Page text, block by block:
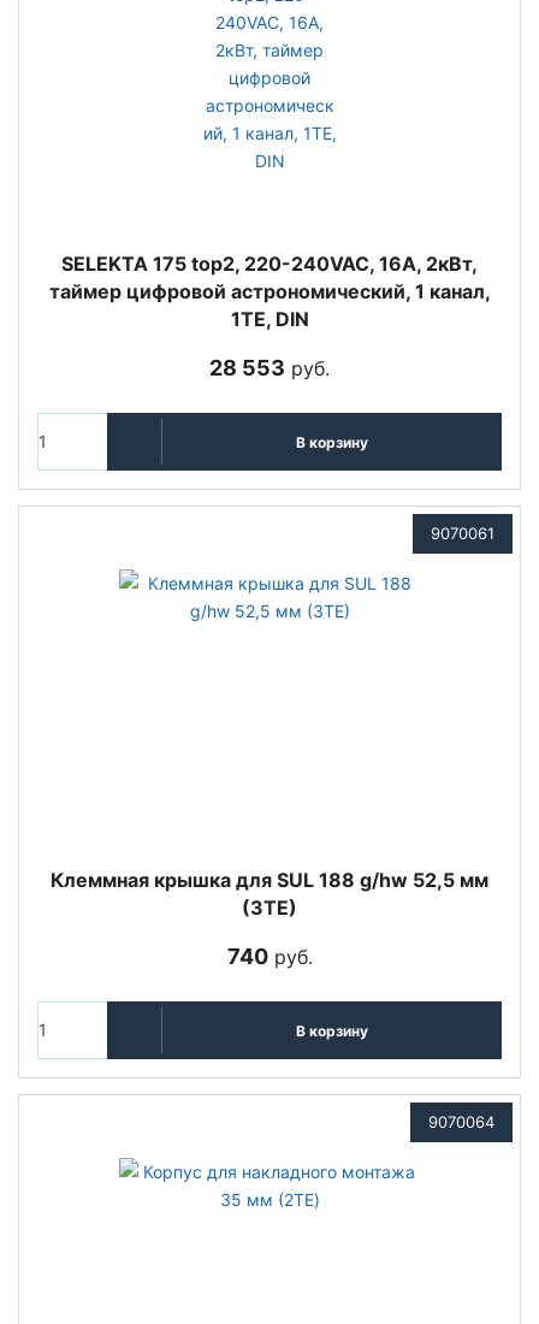
SELEKTA 175 top2, 220-240VAC, 16А, 2кВт,
таймер цифровой астрономический, 1 канал,
1TE, DIN
28 553 руб.
В корзину
9070061
Клеммная крышка для SUL 188 g/hw 52,5 мм
(3ТЕ)
740руб.
В корзину
9070064